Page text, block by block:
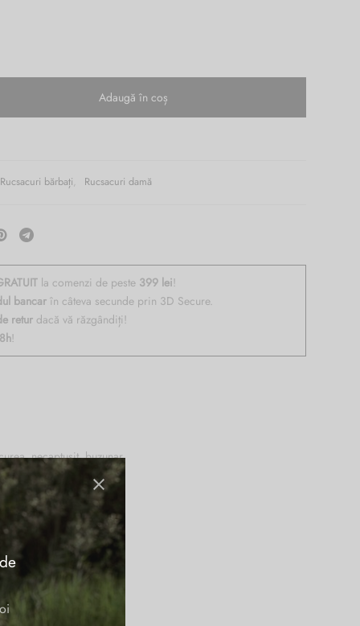
Adaugă în coș
Rucsacuri bărbați, Rucsacuri damă
la comenzi de peste 399 lei!
bancar în câteva secunde prin 3D Secure.
retur dacă vă răzgândiți!
!
necaptusit, buzunar
0,9 kg. Made in Italy.